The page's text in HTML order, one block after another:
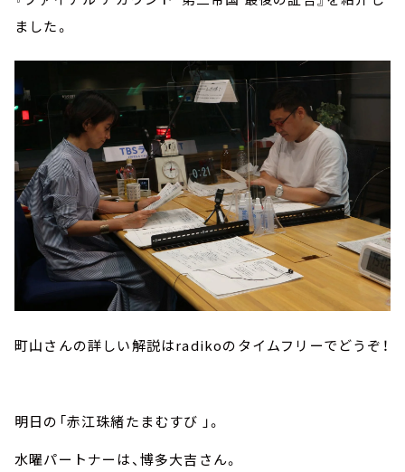
ました。
町山さんの詳しい解説はradikoのタイムフリーでどうぞ！
明日の「赤江珠緒たまむすび 」。
水曜パートナーは、博多大吉さん。